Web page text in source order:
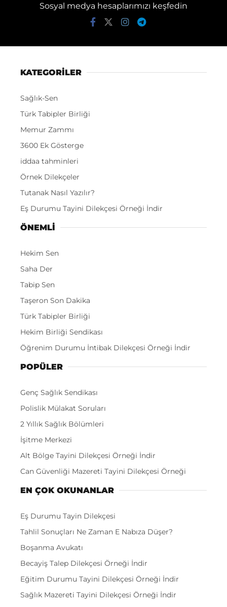
Sosyal medya hesaplarımızı keşfedin
KATEGORİLER
Sağlık-Sen
Türk Tabipler Birliği
Memur Zammı
3600 Ek Gösterge
iddaa tahminleri
Örnek Dilekçeler
Tutanak Nasıl Yazılır?
Eş Durumu Tayini Dilekçesi Örneği İndir
ÖNEMLI
Hekim Sen
Saha Der
Tabip Sen
Taşeron Son Dakika
Türk Tabipler Birliği
Hekim Birliği Sendikası
Öğrenim Durumu İntibak Dilekçesi Örneği İndir
POPÜLER
Genç Sağlık Sendikası
Polislik Mülakat Soruları
2 Yıllık Sağlık Bölümleri
İşitme Merkezi
Alt Bölge Tayini Dilekçesi Örneği İndir
Can Güvenliği Mazereti Tayini Dilekçesi Örneği
EN ÇOK OKUNANLAR
Eş Durumu Tayin Dilekçesi
Tahlil Sonuçları Ne Zaman E Nabıza Düşer?
Boşanma Avukatı
Becayiş Talep Dilekçesi Örneği İndir
Eğitim Durumu Tayini Dilekçesi Örneği İndir
Sağlık Mazereti Tayini Dilekçesi Örneği İndir